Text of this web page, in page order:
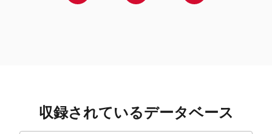
収録されているデータベース